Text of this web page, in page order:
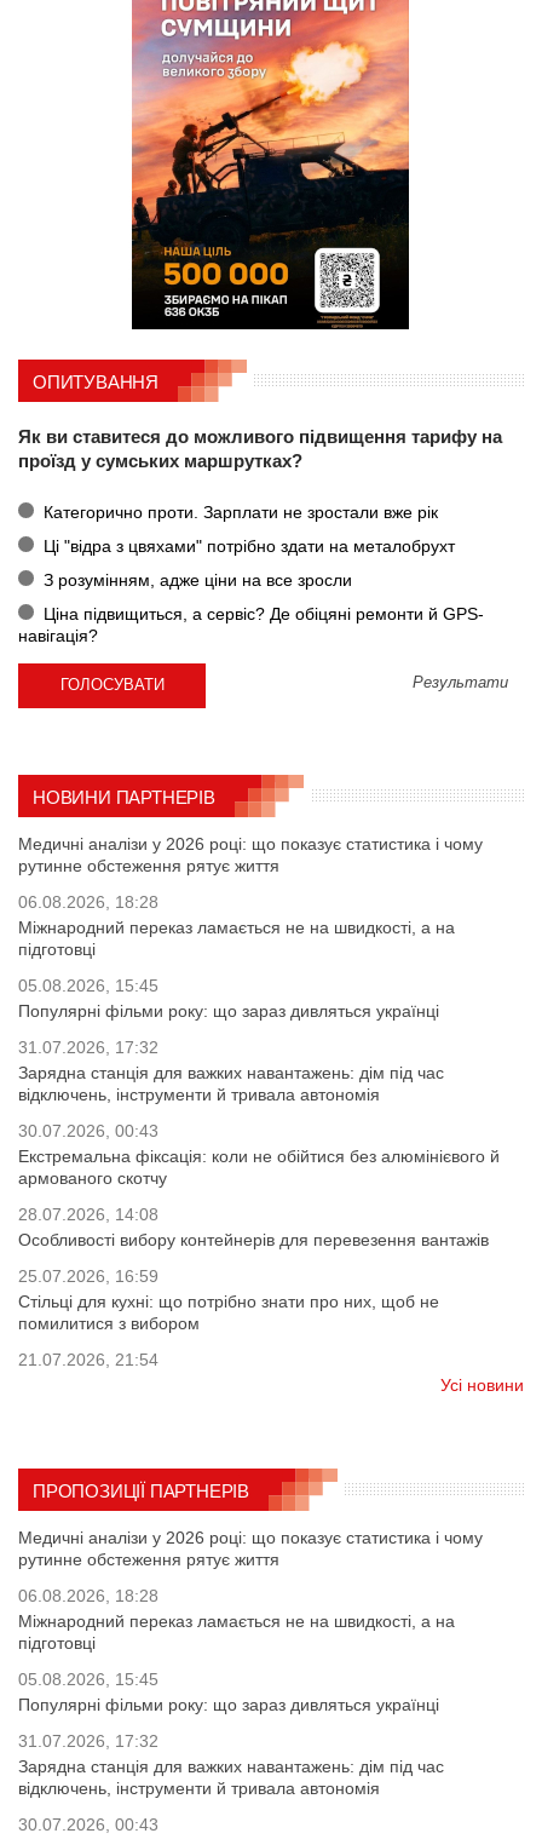
ОПИТУВАННЯ
Як ви ставитеся до можливого підвищення тарифу на
проїзд у сумських маршрутках?
Категорично проти. Зарплати не зростали вже рік
Ці "відра з цвяхами" потрібно здати на металобрухт
З розумінням, адже ціни на все зросли
Ціна підвищиться, а сервіс? Де обіцяні ремонти й GPS-
навігація?
Результати
НОВИНИ ПАРТНЕРІВ
Медичні аналізи у 2026 році: що показує статистика і чому
рутинне обстеження рятує життя
06.08.2026, 18:28
Міжнародний переказ ламається не на швидкості, а на
підготовці
05.08.2026, 15:45
Популярні фільми року: що зараз дивляться українці
31.07.2026, 17:32
Зарядна станція для важких навантажень: дім під час
відключень, інструменти й тривала автономія
30.07.2026, 00:43
Екстремальна фіксація: коли не обійтися без алюмінієвого й
армованого скотчу
28.07.2026, 14:08
Особливості вибору контейнерів для перевезення вантажів
25.07.2026, 16:59
Стільці для кухні: що потрібно знати про них, щоб не
помилитися з вибором
21.07.2026, 21:54
Усі новини
ПРОПОЗИЦІЇ ПАРТНЕРІВ
Медичні аналізи у 2026 році: що показує статистика і чому
рутинне обстеження рятує життя
06.08.2026, 18:28
Міжнародний переказ ламається не на швидкості, а на
підготовці
05.08.2026, 15:45
Популярні фільми року: що зараз дивляться українці
31.07.2026, 17:32
Зарядна станція для важких навантажень: дім під час
відключень, інструменти й тривала автономія
30.07.2026, 00:43